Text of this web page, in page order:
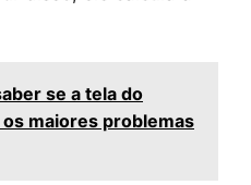
se a tela do
maiores problemas